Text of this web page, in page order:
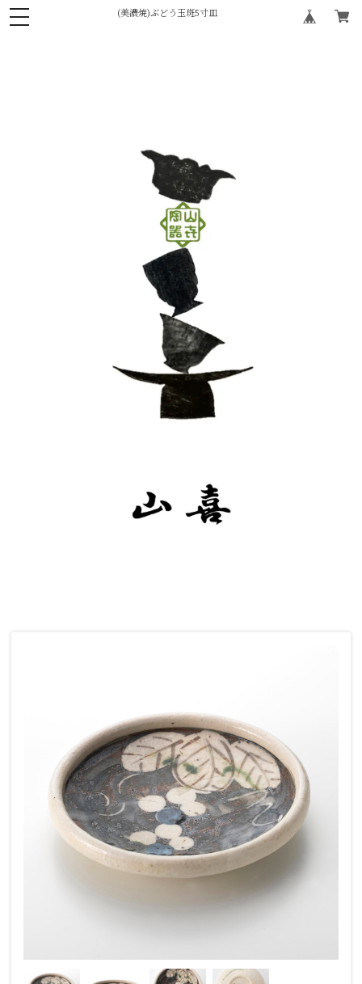
(美濃焼)ぶどう玉斑5寸皿